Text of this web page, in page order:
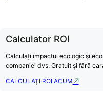
Calculator ROI
Calculați impactul ecologic și
companiei dvs. Gratuit și fără
CALCULAȚI ROI ACUM